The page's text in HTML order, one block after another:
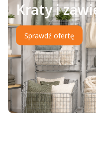
Kraty i
Sprawdź ofertę